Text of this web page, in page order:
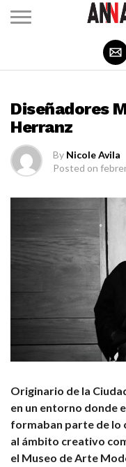
Diseñadores
Herranz
By Nicole Avila
Posted on
Originario de la
en un entorno donde
formaban parte de lo
al ámbito creativo
el Museo de Arte
Salir